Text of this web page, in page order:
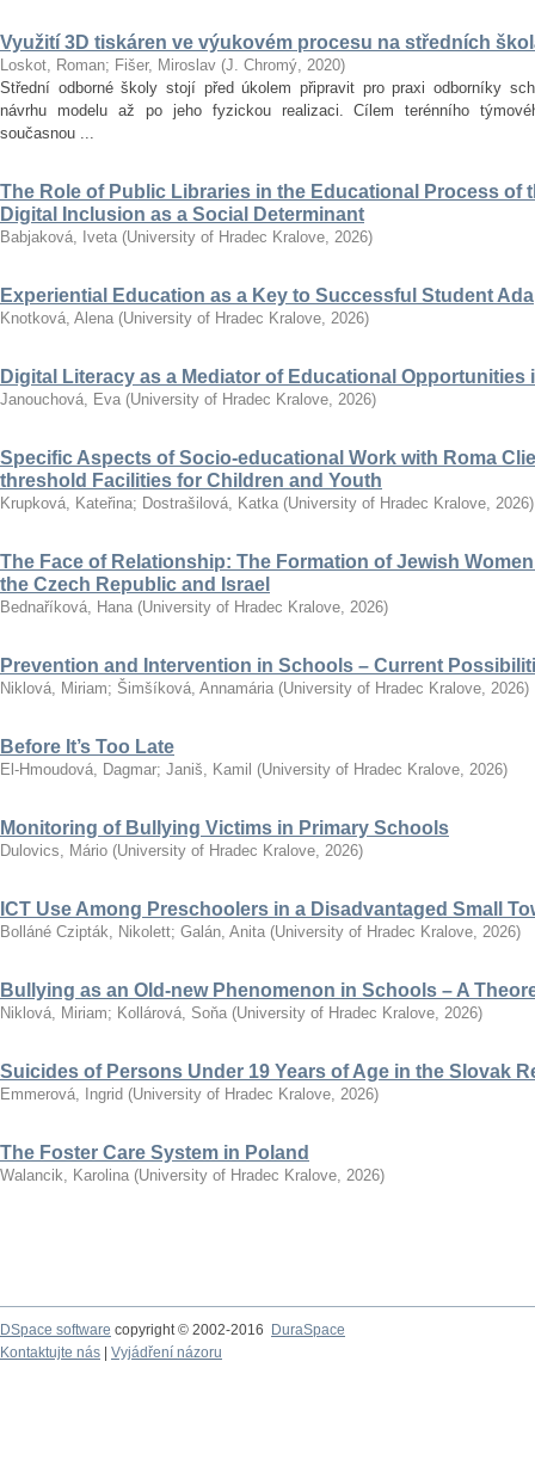
Využití 3D tiskáren ve výukovém procesu na středních
Loskot, Roman; Fišer, Miroslav (J. Chromý, 2020)
Střední odborné školy stojí před úkolem připravit pro praxi odborníky
návrhu modelu až po jeho fyzickou realizaci. Cílem terénního
současnou ...
The Role of Public Libraries in the Educational Process of
Digital Inclusion as a Social Determinant
Babjaková, Iveta (University of Hradec Kralove, 2026)
Experiential Education as a Key to Successful Student
Knotková, Alena (University of Hradec Kralove, 2026)
Digital Literacy as a Mediator of Educational Opportunities
Janouchová, Eva (University of Hradec Kralove, 2026)
Specific Aspects of Socio-educational Work with Roma
threshold Facilities for Children and Youth
Krupková, Kateřina; Dostrašilová, Katka (University of Hradec Kralove, 2026)
The Face of Relationship: The Formation of Jewish
the Czech Republic and Israel
Bednaříková, Hana (University of Hradec Kralove, 2026)
Prevention and Intervention in Schools – Current
Niklová, Miriam; Šimšíková, Annamária (University of Hradec Kralove, 2026)
Before It’s Too Late
El-Hmoudová, Dagmar; Janiš, Kamil (University of Hradec Kralove, 2026)
Monitoring of Bullying Victims in Primary Schools
Dulovics, Mário (University of Hradec Kralove, 2026)
ICT Use Among Preschoolers in a Disadvantaged Small
Bolláné Czipták, Nikolett; Galán, Anita (University of Hradec Kralove, 2026)
Bullying as an Old-new Phenomenon in Schools – A
Niklová, Miriam; Kollárová, Soňa (University of Hradec Kralove, 2026)
Suicides of Persons Under 19 Years of Age in the Slovak
Emmerová, Ingrid (University of Hradec Kralove, 2026)
The Foster Care System in Poland
Walancik, Karolina (University of Hradec Kralove, 2026)
DSpace software copyright © 2002-2016
DuraSpace
Kontaktujte nás
Vyjádření názoru